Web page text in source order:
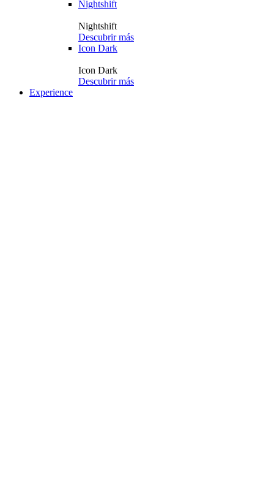
Nightshift
Nightshift
Descubrir más
Icon Dark
Icon Dark
Descubrir más
Experience